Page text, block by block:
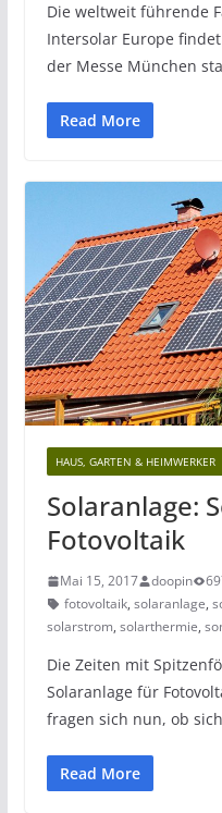
Die weltweit führende
Intersolar Europe
der Messe München
Read More
HAUS, GARTEN & HEIMWERKER
Solaranlage:
Fotovoltaik
Mai 15, 2017 doopin
fotovoltaik, solaranlage,
solarstrom, solarthermie,
Die Zeiten mit
Solaranlage für
fragen sich nun, ob
Read More